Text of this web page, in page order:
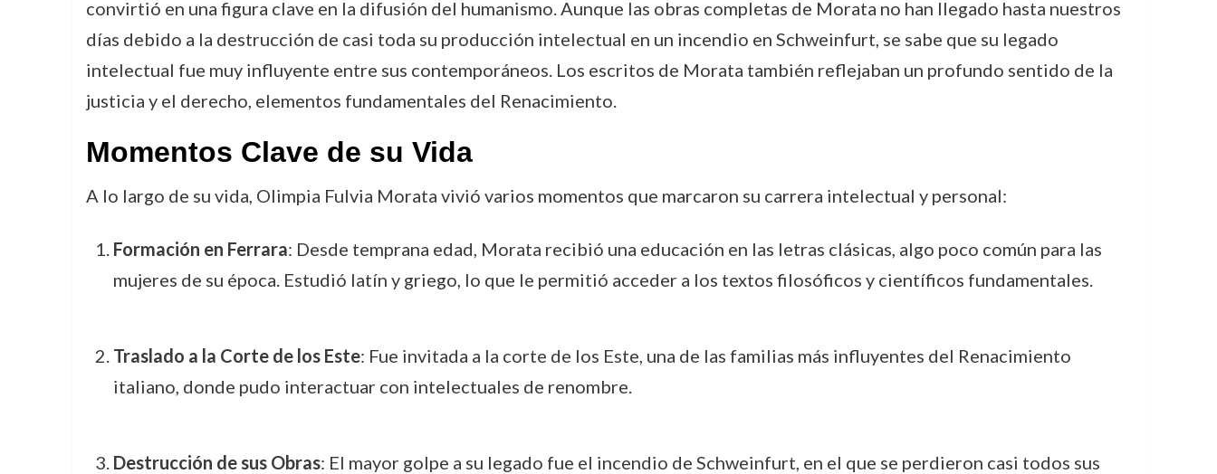
convirtió en una figura clave en la difusión del humanismo. Aunque las obras completas de Morata no han llegado hasta nuestros
días debido a la destrucción de casi toda su producción intelectual en un incendio en Schweinfurt, se sabe que su legado
intelectual fue muy influyente entre sus contemporáneos. Los escritos de Morata también reflejaban un profundo sentido de la
justicia y el derecho, elementos fundamentales del Renacimiento.
Momentos Clave de su Vida
A lo largo de su vida, Olimpia Fulvia Morata vivió varios momentos que marcaron su carrera intelectual y personal:
Formación en Ferrara: Desde temprana edad, Morata recibió una educación en las letras clásicas, algo poco común para las
mujeres de su época. Estudió latín y griego, lo que le permitió acceder a los textos filosóficos y científicos fundamentales.
Traslado a la Corte de los Este: Fue invitada a la corte de los Este, una de las familias más influyentes del Renacimiento
italiano, donde pudo interactuar con intelectuales de renombre.
Destrucción de sus Obras: El mayor golpe a su legado fue el incendio de Schweinfurt, en el que se perdieron casi todos sus